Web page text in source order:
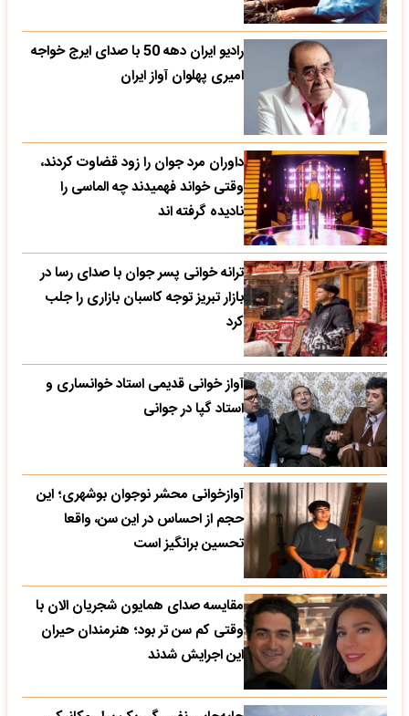
رادیو ایران دهه 50 با صدای ایرج خواجه
امیری پهلوان آواز ایران
داوران مرد جوان را زود قضاوت کردند،
وقتی خواند فهمیدند چه الماسی را
نادیده گرفته اند
ترانه خوانی پسر جوان با صدای رسا در
بازار تبریز توجه کاسبان بازاری را جلب
کرد
آواز خوانی قدیمی استاد خوانساری و
استاد گپا در جوانی
آوازخوانی محشر نوجوان بوشهری؛ این
حجم از احساس در این سن، واقعا
تحسین‌ برانگیز است
مقایسه صدای همایون شجریان الان با
وقتی کم سن تر بود؛ هنرمندان حیران
این اجرایش شدند